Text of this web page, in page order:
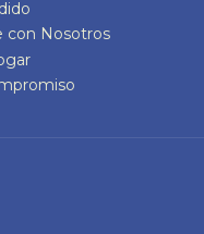
con Nosotros